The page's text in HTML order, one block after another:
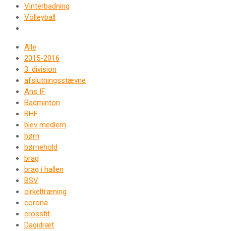
Vinterbadning
Volleyball
Alle
2015-2016
3. division
afslutningsstævne
Ans IF
Badminton
BHF
blev medlem
børn
børnehold
brag
brag i hallen
BSV
cirkeltræning
corona
crossfit
Dagidræt